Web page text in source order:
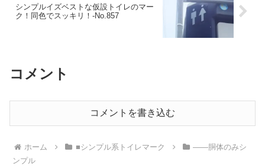
シンプルイズベストな仮設トイレのマー
ク！同色でスッキリ！-No.857
コメント
コメントを書き込む
ホーム ■シンプル系トイレマーク
――胴体のみシ
ンプル